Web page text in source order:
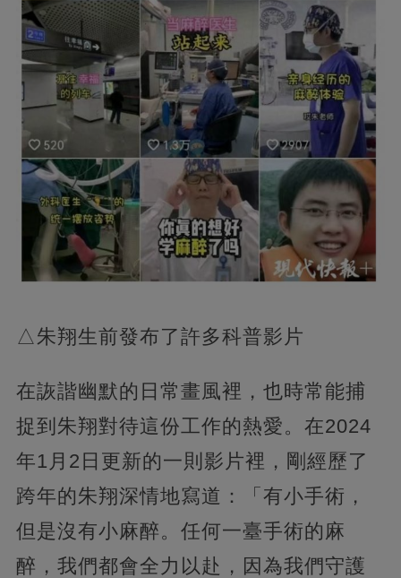
△朱翔生前發布了許多科普影片
在詼諧幽默的日常畫風裡，也時常能捕
捉到朱翔對待這份工作的熱愛。在2024
年1月2日更新的一則影片裡，剛經歷了
跨年的朱翔深情地寫道：「有小手術，
但是沒有小麻醉。任何一臺手術的麻
醉，我們都會全力以赴，因為我們守護